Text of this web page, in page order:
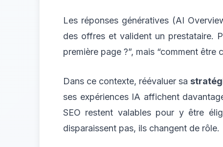
Les réponses génératives (AI
des offres et valident un prestataire.
première page ?”, mais “comment
Dans ce contexte, réévaluer sa
ses expériences IA affichent
SEO restent valables pour y être
disparaissent pas, ils changent de rôle.